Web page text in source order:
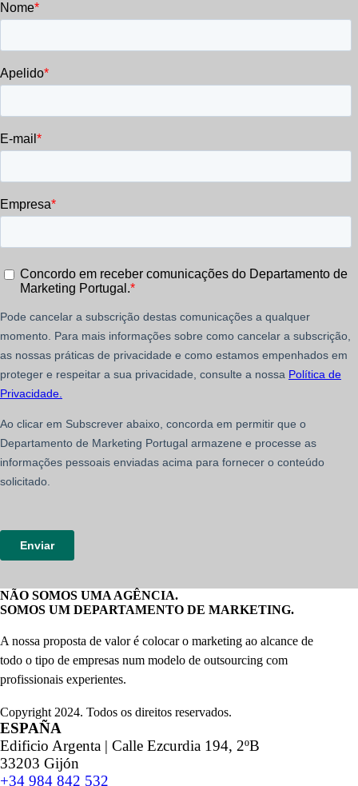
NÃO SOMOS UMA AGÊNCIA.
SOMOS UM DEPARTAMENTO DE MARKETING.
A nossa proposta de valor é colocar o marketing ao alcance de
todo o tipo de empresas num modelo de outsourcing com
profissionais experientes.
Copyright 2024. Todos os direitos reservados.
ESPAÑA
Edificio Argenta | Calle Ezcurdia 194, 2ºB
33203 Gijón
+34 984 842 532